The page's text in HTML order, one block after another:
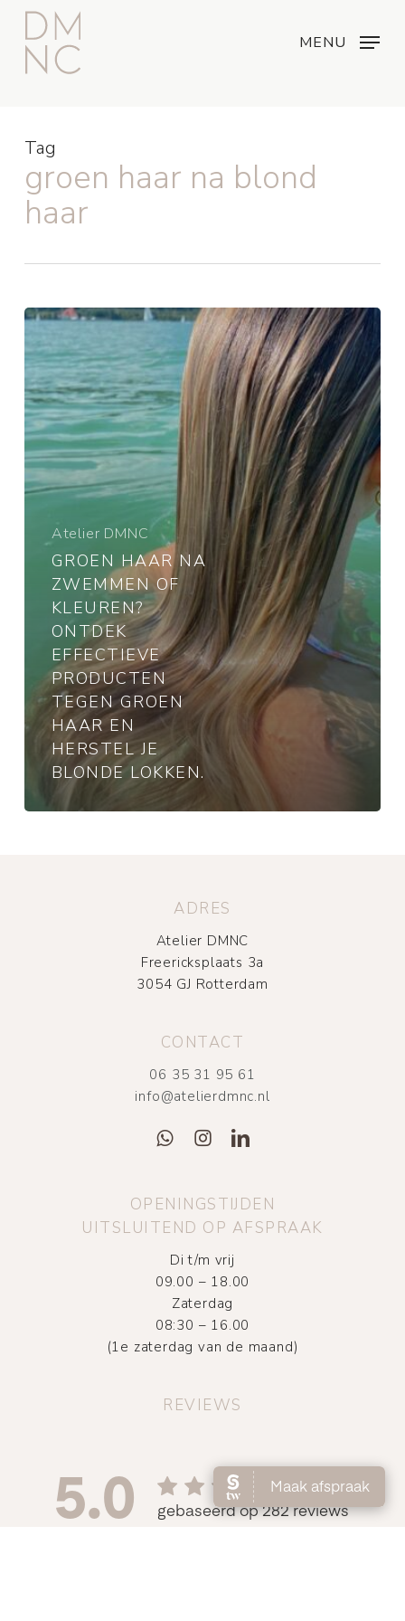
Skip
main
content
MENU
Tag
groen haar na blond
haar
Groen
haar
na
zwemmen
of
kleuren?
Ontdek
effectieve
producten
groen
haar
herstel
lokken.
Atelier DMNC
GROEN HAAR NA
ZWEMMEN OF
KLEUREN?
ONTDEK
EFFECTIEVE
PRODUCTEN
TEGEN GROEN
HAAR EN
HERSTEL JE
BLONDE LOKKEN.
ADRES
Atelier DMNC
Freericksplaats 3a
3054 GJ Rotterdam
CONTACT
06 35 31 95 61
info@atelierdmnc.nl
OPENINGSTIJDEN
UITSLUITEND OP AFSPRAAK
Di t/m vrij
09.00 – 18.00
Zaterdag
08:30 – 16.00
(1e zaterdag van de maand)
REVIEWS